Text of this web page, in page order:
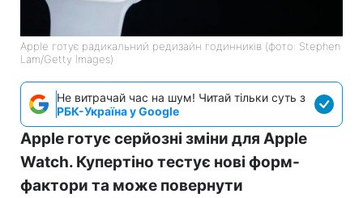
Apple готує радикальний редизайн годинників (фото: Stephen
Lam/Getty Images)
Не витрачай час на шум! Читай тільки суть з
РБК-Україна у Google
Apple готує серйозні зміни для Apple
Watch. Купертіно тестує нові форм-
фактори та може повернути